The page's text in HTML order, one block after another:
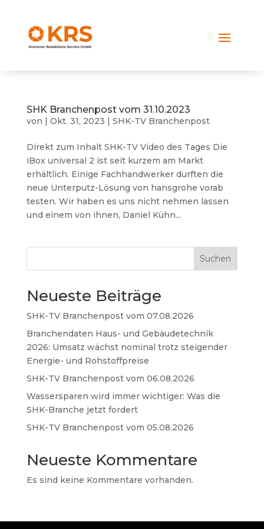
SHK Branchenpost vom 31.10.2023
von | Okt. 31, 2023 | SHK-TV Branchenpost
Direkt zum Inhalt SHK-TV Video des Tages Die
iBox universal 2 ist seit kurzem am Markt
erhältlich. Einige Fachhandwerker durften die
neue Unterputz-Lösung von hansgrohe vorab
testen. Wir haben es uns nicht nehmen lassen
und einem von ihnen, Daniel Kühn...
Suchen
Neueste Beiträge
SHK-TV Branchenpost vom 07.08.2026
Branchendaten Haus- und Gebäudetechnik
2026: Umsatz wächst nominal trotz steigender
Energie- und Rohstoffpreise
SHK-TV Branchenpost vom 06.08.2026
Wassersparen wird immer wichtiger: Was die
SHK-Branche jetzt fordert
SHK-TV Branchenpost vom 05.08.2026
Neueste Kommentare
Es sind keine Kommentare vorhanden.